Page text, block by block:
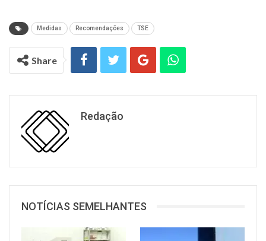
Medidas Recomendações TSE
Share
Redação
NOTÍCIAS SEMELHANTES